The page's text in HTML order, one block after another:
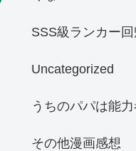
SSS級ランカー
Uncategorized
うちのパパは能
その他漫画感想